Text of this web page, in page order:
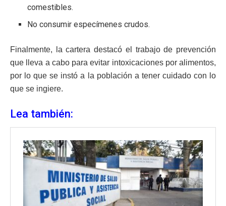
comestibles.
No consumir especímenes crudos.
Finalmente, la cartera destacó el trabajo de prevención
que lleva a cabo para evitar intoxicaciones por alimentos,
por lo que se instó a la población a tener cuidado con lo
que se ingiere.
Lea también: